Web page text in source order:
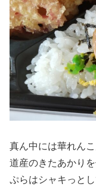
真ん中には華れん
道産のきたあかり
ぷらはシャキっと